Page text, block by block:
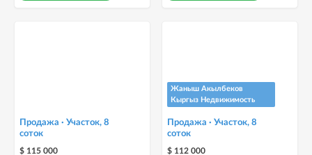
Продажа · Участок, 8
соток
$ 115 000
Жаныш Акылбеков
Кыргыз Недвижимость
Продажа · Участок, 8
соток
$ 112 000